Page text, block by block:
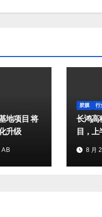
地项目 将
升级
胶膜 行
长鸿高
目，
8 月